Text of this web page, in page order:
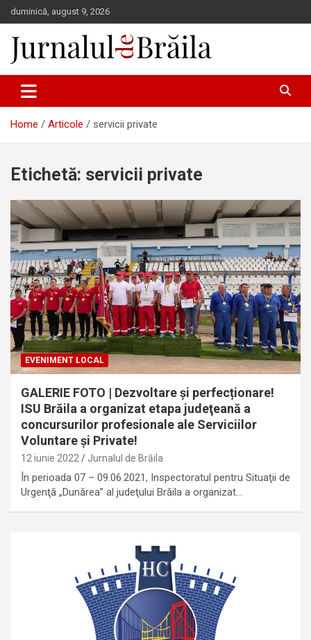
Skip
to
content
duminică, august 9, 2026
Jurnalul de Brăila
Home Articole servicii private
Etichetă: servicii private
EVENIMENT LOCAL
GALERIE FOTO | Dezvoltare și perfecționare!
ISU Brăila a organizat etapa judeţeană a
concursurilor profesionale ale Serviciilor
Voluntare şi Private!
12 iunie 2022 Jurnalul de Brăila
În perioada 07 – 09.06.2021, Inspectoratul pentru Situaţii de
Urgenţă „Dunărea” al judeţului Brăila a organizat…